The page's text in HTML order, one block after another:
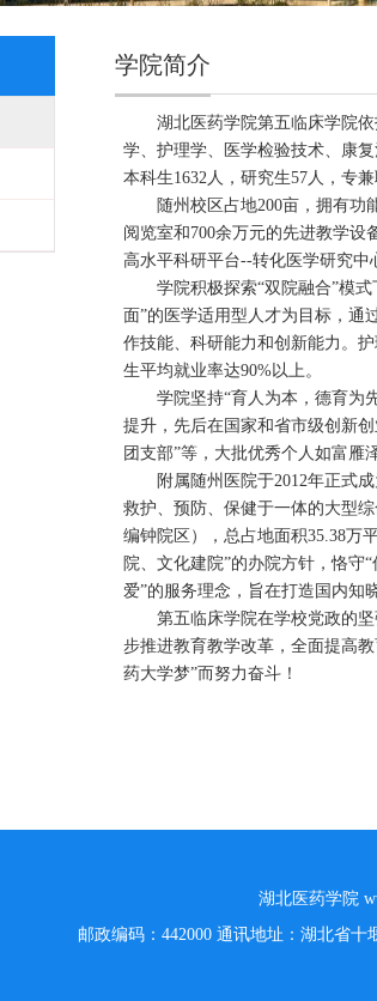
学院简介
湖北医药学院第五临床学院
学、护理学、医学检验技术、康
本科生1632人，研究生57人 ，专
随州校区占地200亩，拥有
阅览室和700余万元的先进教学设
高水平科研平台--转化医学研究中
学院积极探索“双院融合”模
面”的医学适用型人才为目标，通
作技能、科研能力和创新能力。
生平均就业率达90%以上。
学院坚持“育人为本，德育为
提升，先后在国家和省市级创新
团支部”等，大批优秀个人如富雁
附属随州医院于2012年正式
救护、预防、保健于一体的大型
编钟院区），总占地面积35.38万
院、文化建院”的办院方针，恪守
爱”的服务理念，旨在打造国内知
第五临床学院在学校党政的
步推进教育教学改革，全面提高
药大学梦”而努力奋斗！
湖北医药学院
邮政编码：442000 通讯地址：湖北省十